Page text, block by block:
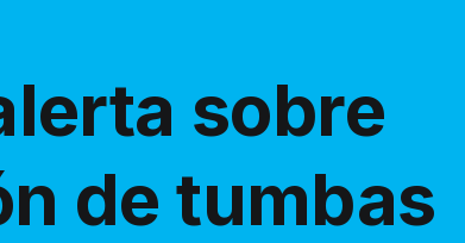
sobre
de tumbas